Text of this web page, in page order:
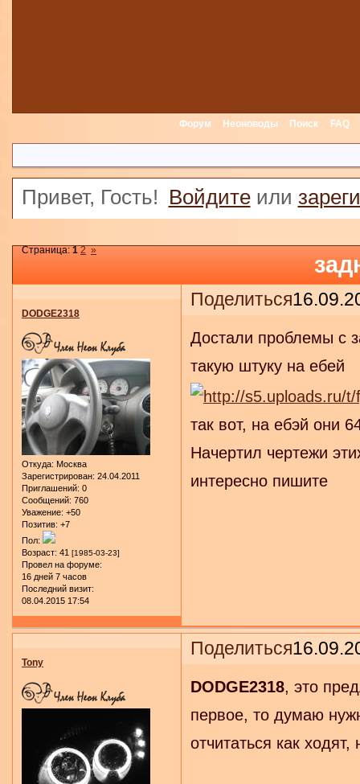
Форум Неоноводы Поиск FAQ
Привет, Гость! Войдитеили
Страница:1 2 »
Поделиться
DODGE2318
Откуда: Москва
Зарегистрирован: 24.04.2011
Приглашений: 0
Сообщений: 760
Уважение: +50
Позитив: +7
Пол:
Возраст: 41 [1985-03-23]
Провел на форуме:
16 дней 7 часов
Последний визит:
08.04.2015 17:54
Достали проблемы с
такую штуку на ебей
так вот, на ебэй они
Начертил чертежи
интересно пишите
Поделиться
Tony
DODGE2318, это
первое, то думаю
отчитаться как